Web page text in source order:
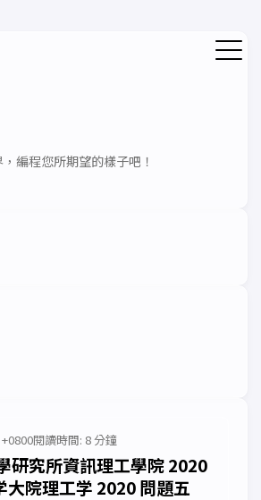
編程您所期望的樣子吧！
閱讀時間: 8 分鐘
研究所資訊理工學院 2020
大院理工学 2020 問題五